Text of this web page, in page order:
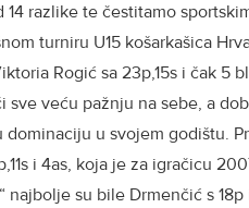
14 razlike te čestitamo
turniru U15 košarkašica
Rogić sa 23p,15s i čak 5
sve veću pažnju na sebe, a
u svojem godištu.
i 4as, koja je za igračicu
su bile Drmenčić s